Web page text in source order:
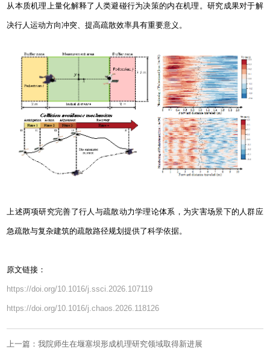
从本质机理上量化解释了人类避碰行为决策的内在机理。研究成果对于解
决行人运动方向冲突、提高疏散效率具有重要意义。
上述两项研究完善了行人与疏散动力学理论体系，为灾害场景下的人群应
急疏散与复杂建筑的疏散路径规划提供了科学依据。
原文链接：
https://doi.org/10.1016/j.ssci.2026.107119
https://doi.org/10.1016/j.chaos.2026.118126
上一篇：我院师生在堰塞坝形成机理研究领域取得新进展